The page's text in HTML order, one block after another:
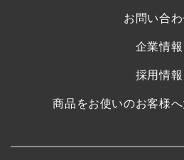
お問い合
企業情報
採用情報
商品をお使いのお客様